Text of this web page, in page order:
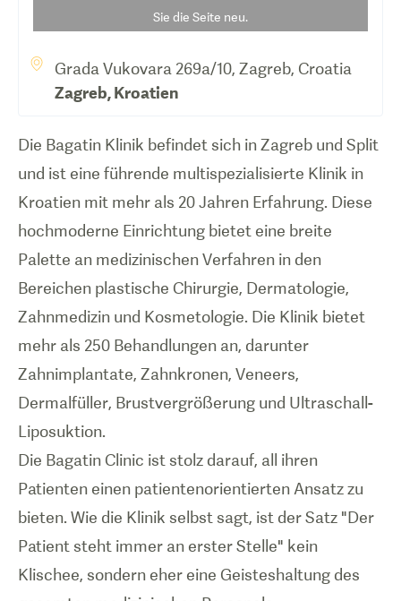
Sie die Seite neu.
Grada Vukovara 269a/10, Zagreb, Croatia
Zagreb,Kroatien
Die Bagatin Klinik befindet sich in Zagreb und Split
und ist eine führende multispezialisierte Klinik in
Kroatien mit mehr als 20 Jahren Erfahrung. Diese
hochmoderne Einrichtung bietet eine breite
Palette an medizinischen Verfahren in den
Bereichen plastische Chirurgie, Dermatologie,
Zahnmedizin und Kosmetologie. Die Klinik bietet
mehr als 250 Behandlungen an, darunter
Zahnimplantate, Zahnkronen, Veneers,
Dermalfüller, Brustvergrößerung und Ultraschall-
Liposuktion.
Die Bagatin Clinic ist stolz darauf, all ihren
Patienten einen patientenorientierten Ansatz zu
bieten. Wie die Klinik selbst sagt, ist der Satz "Der
Patient steht immer an erster Stelle" kein
Klischee, sondern eher eine Geisteshaltung des